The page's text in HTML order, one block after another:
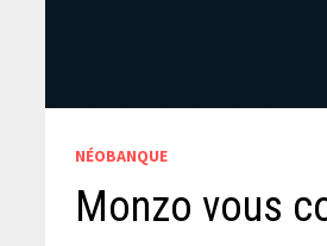
NÉOBANQUE
Monzo vous